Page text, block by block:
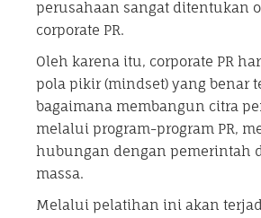
perusahaan sangat ditentukan
corporate PR.
Oleh karena itu, corporate PR
pola pikir (mindset) yang benar
bagaimana membangun citra
melalui program-program PR,
hubungan dengan pemerintah
massa.
Melalui pelatihan ini akan